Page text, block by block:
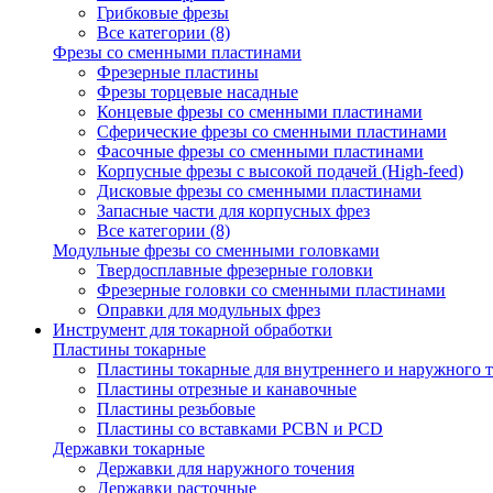
Грибковые фрезы
Все категории (8)
Фрезы со сменными пластинами
Фрезерные пластины
Фрезы торцевые насадные
Концевые фрезы со сменными пластинами
Сферические фрезы со сменными пластинами
Фасочные фрезы со сменными пластинами
Корпусные фрезы с высокой подачей (High-feed)
Дисковые фрезы со сменными пластинами
Запасные части для корпусных фрез
Все категории (8)
Модульные фрезы со сменными головками
Твердосплавные фрезерные головки
Фрезерные головки со сменными пластинами
Оправки для модульных фрез
Инструмент для токарной обработки
Пластины токарные
Пластины токарные для внутреннего и наружного
Пластины отрезные и канавочные
Пластины резьбовые
Пластины со вставками PCBN и PCD
Державки токарные
Державки для наружного точения
Державки расточные